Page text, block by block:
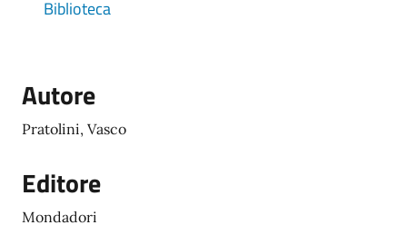
Biblioteca
Autore
Pratolini, Vasco
Editore
Mondadori